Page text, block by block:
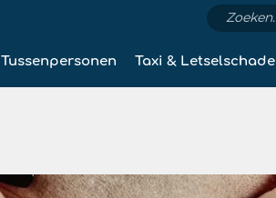
Tussenpersonen Taxi & Letselschade